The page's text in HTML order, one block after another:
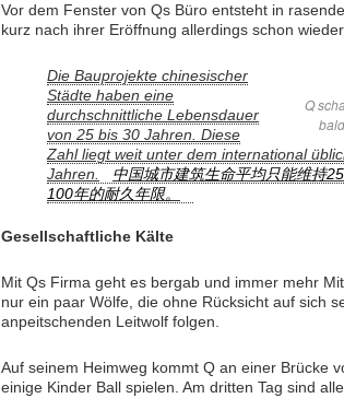
Vor dem Fenster von Qs Büro entsteht in
kurz nach ihrer Eröffnung allerdings schon
Q
Die Bauprojekte chinesischer
Städte haben eine
durchschnittliche Lebensdauer
von 25 bis 30 Jahren. Diese
Zahl liegt weit unter dem international
Jahren.
中国城市建筑生命平均只能维持
100年的耐久年限。
Gesellschaftliche Kälte
Mit Qs Firma geht es bergab und immer mehr
nur ein paar Wölfe, die ohne Rücksicht auf sich
anpeitschenden Leitwolf folgen.
Auf seinem Heimweg kommt Q an einer Brücke
einige Kinder Ball spielen. Am dritten Tag sind